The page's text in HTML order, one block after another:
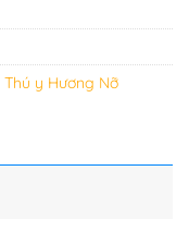
Thú y Hương Nỡ